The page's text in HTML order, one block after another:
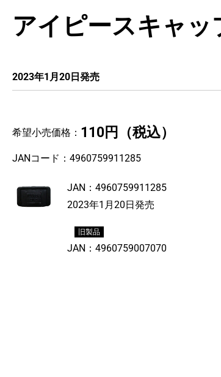
アイピースキャッ
2023年1月20日発売
希望小売価格： 110円 （税込）
JANコード： 4960759911285
JAN： 4960759911285
2023年1月20日発売
旧製品
JAN： 4960759007070